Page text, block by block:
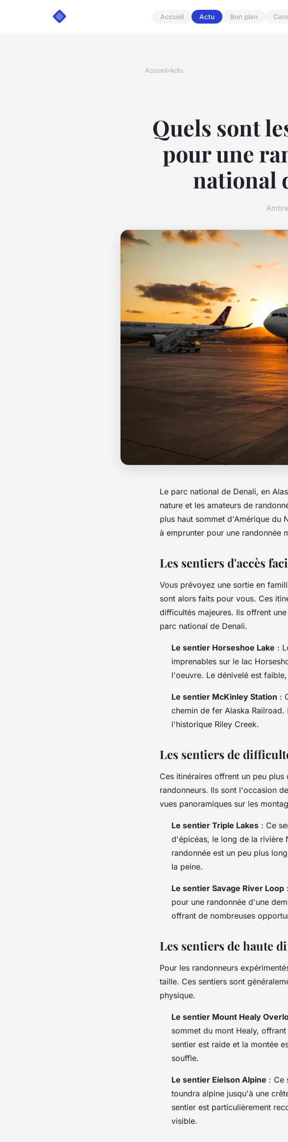
Accueil Actu Bon plan
Accueil›Actu
Quels sont
pour une
national
Ambre
Le parc national de Denali, en
nature et les amateurs de
plus haut sommet d'Amérique du
à emprunter pour une randonnée
Les sentiers d'accès
Vous prévoyez une sortie en
sont alors faits pour vous. Ces
difficultés majeures. Ils offrent
parc national de Denali.
Le sentier Horseshoe Lake :
imprenables sur le lac
l'oeuvre. Le dénivelé est
Le sentier McKinley Station :
chemin de fer Alaska
l'historique Riley Creek.
Les sentiers de
Ces itinéraires offrent un peu
randonneurs. Ils sont l'occasion
vues panoramiques sur les
Le sentier Triple Lakes : Ce
d'épicéas, le long de la rivière
randonnée est un peu plus
la peine.
Le sentier Savage River Loop
pour une randonnée d'une
offrant de nombreuses
Les sentiers de haute
Pour les randonneurs
taille. Ces sentiers sont
physique.
Le sentier Mount Healy
sommet du mont Healy,
sentier est raide et la montée
souffle.
Le sentier Eielson Alpine : Ce
toundra alpine jusqu'à une
sentier est particulièrement
visible.